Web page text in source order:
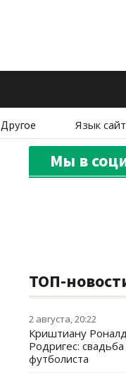
Другое Язык
Мы в
ТОП-
2 августа, 20:22
Криштиану
Родригес:
футболиста